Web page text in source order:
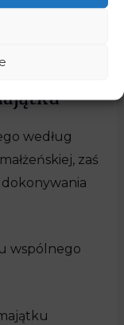
ustalić
według
zaś
wspólnego